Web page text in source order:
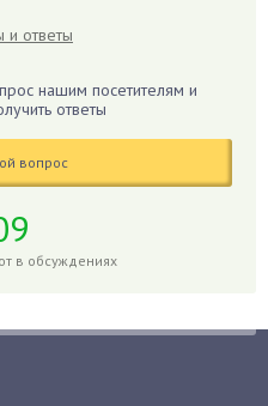
и ответы
нашим посетителям и
ответы
вопрос
в обсуждениях